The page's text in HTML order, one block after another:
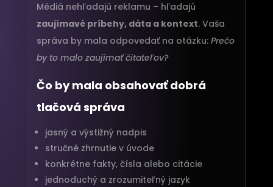
Médiá nehľadajú reklamu – hľadajú
zaujímavé príbehy, dáta a kontext. Vaša
správa by mala odpovedať na otázku:Prečo
by to malo zaujímať čitateľov?
Čo by mala obsahovať dobrá
tlačová správa
jasný a výstižný nadpis
stručné zhrnutie v úvode
konkrétne fakty, čísla alebo citácie
jednoduchý a zrozumiteľný jazyk